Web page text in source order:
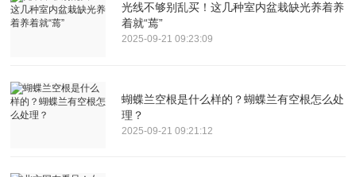
光线不够别乱买！这几种室内盆栽缺光养着养
着就“蔫”
2025-09-21 09:23:09
蝴蝶兰空根是什么样的？蝴蝶兰有空根怎么处
理？
2025-09-21 09:21:12